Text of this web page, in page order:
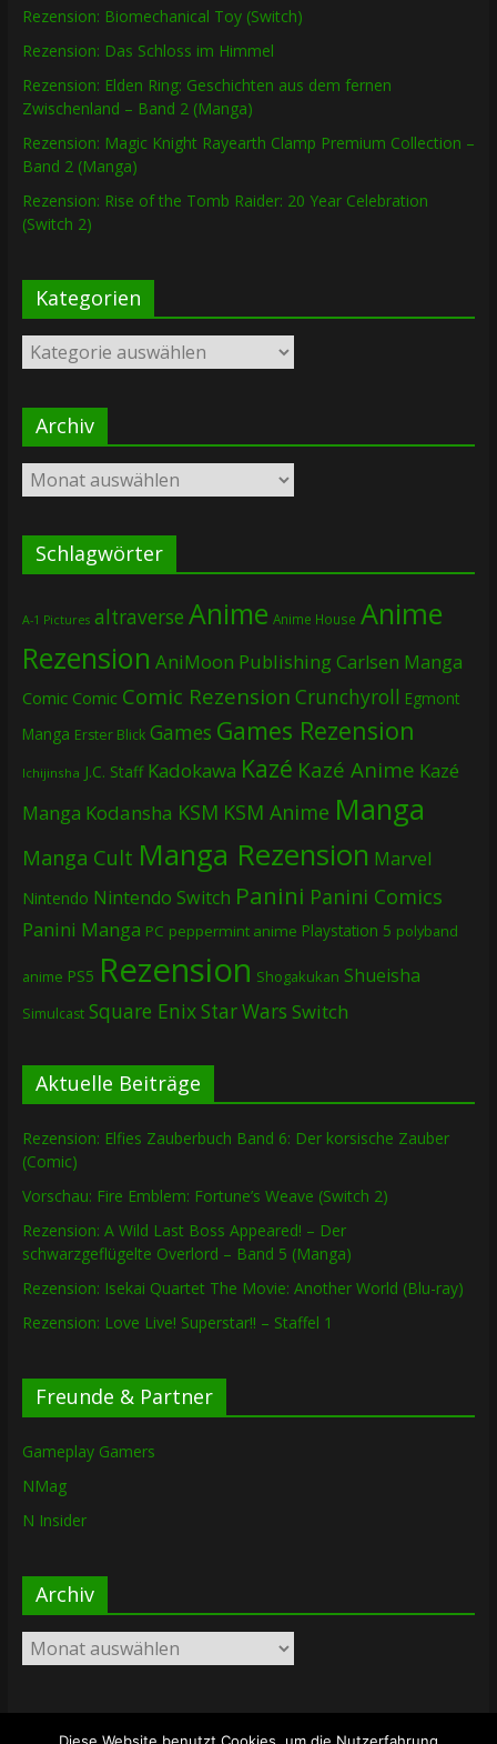
Rezension: Biomechanical Toy (Switch)
Rezension: Das Schloss im Himmel
Rezension: Elden Ring: Geschichten aus dem fernen
Zwischenland – Band 2 (Manga)
Rezension: Magic Knight Rayearth Clamp Premium Collection –
Band 2 (Manga)
Rezension: Rise of the Tomb Raider: 20 Year Celebration
(Switch 2)
Kategorien
Kategorien
Archiv
Archiv
Schlagwörter
A-1 Pictures altraverse Anime Anime House Anime
Rezension AniMoon PublishingCarlsen Manga
Comic Comic Comic Rezension Crunchyroll Egmont
Manga Erster Blick Games Games Rezension
Ichijinsha J.C. Staff Kadokawa Kazé Kazé Anime Kazé
Manga Kodansha KSM KSM Anime Manga
Manga Cult Manga Rezension Marvel
Nintendo Nintendo Switch Panini Panini Comics
Panini Manga PC peppermint anime Playstation 5 polyband
anime PS5 Rezension Shogakukan Shueisha
Simulcast Square EnixStar Wars Switch
Aktuelle Beiträge
Rezension: Elfies Zauberbuch Band 6: Der korsische Zauber
(Comic)
Vorschau: Fire Emblem: Fortune’s Weave (Switch 2)
Rezension: A Wild Last Boss Appeared! – Der
schwarzgeflügelte Overlord – Band 5 (Manga)
Rezension: Isekai Quartet The Movie: Another World (Blu-ray)
Rezension: Love Live! Superstar!! – Staffel 1
Freunde & Partner
Gameplay Gamers
NMag
N Insider
Archiv
Archiv